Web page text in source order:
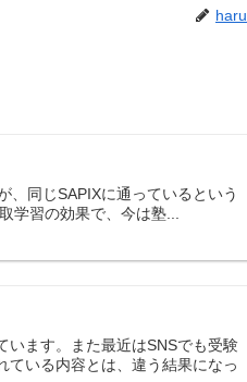
haru
、同じSAPIXに通っているという
学習の効果で、今は塾...
います。また最近はSNSでも受験
ている内容とは、違う結果になっ